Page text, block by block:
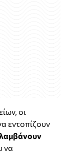
οι
εντοπίζουν
να